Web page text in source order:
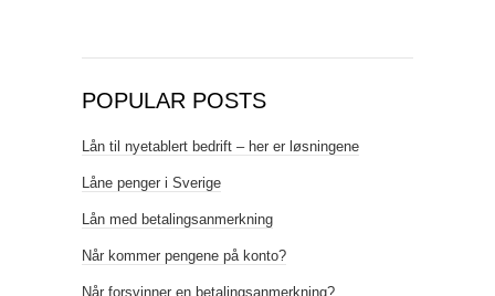
POPULAR POSTS
Lån til nyetablert bedrift – her er løsningene
Låne penger i Sverige
Lån med betalingsanmerkning
Når kommer pengene på konto?
Når forsvinner en betalingsanmerkning?